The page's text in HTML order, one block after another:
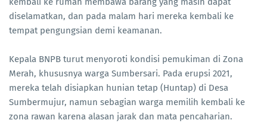
diselamatkan, dan pada malam hari mereka kembali ke
tempat pengungsian demi keamanan.
Kepala BNPB turut menyoroti kondisi pemukiman di Zona
Merah, khususnya warga Sumbersari. Pada erupsi 2021,
mereka telah disiapkan hunian tetap (Huntap) di Desa
Sumbermujur, namun sebagian warga memilih kembali ke
zona rawan karena alasan jarak dan mata pencaharian.